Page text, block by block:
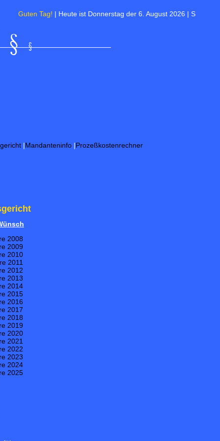
Tag!| Heute ist Donnerstag der 6. August 2026 | Sommerzeit :
|Mandanteninfo |Prozeßkostenrechner
2008
2009
2010
2011
2012
2013
2014
2015
2016
2017
2018
2019
2020
2021
2022
2023
2024
2025